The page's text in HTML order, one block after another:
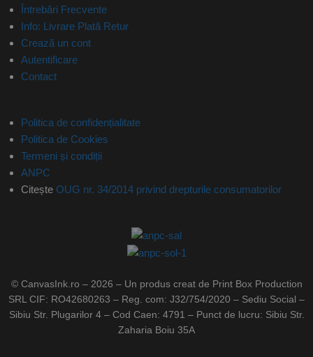
Întrebări Frecvente
Info: Livrare Plată Retur
Crează un cont
Autentificare
Contact
Politica de confidențialitate
Politica de Cookies
Termeni și condiții
ANPC
Citește OUG nr. 34/2014 privind drepturile consumatorilor
© CanvasInk.ro – 2026 – Un produs creat de Print Box Production
SRL CIF: RO42680263 – Reg. com: J32/754/2020 – Sediu Social –
Sibiu Str. Plugarilor 4 – Cod Caen: 4791 – Punct de lucru: Sibiu Str.
Zaharia Boiu 35A